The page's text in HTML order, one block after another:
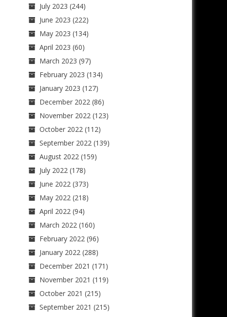
July 2023 (244)
June 2023 (222)
May 2023 (134)
April 2023 (60)
March 2023 (97)
February 2023 (134)
January 2023 (127)
December 2022(86)
November 2022(123)
October 2022(112)
September 2022(139)
August 2022(159)
July 2022(178)
June 2022(373)
May 2022(218)
April 2022(94)
March 2022(160)
February 2022(96)
January 2022(288)
December 2021 (171)
November 2021 (119)
October 2021 (215)
September 2021 (215)